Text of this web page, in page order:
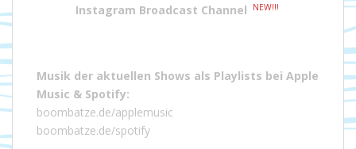
Instagram Broadcast Channel
NEW!!!
Musik der aktuellen Shows als Playlists bei Apple
Music & Spotify:
boombatze.de/applemusic
boombatze.de/spotify